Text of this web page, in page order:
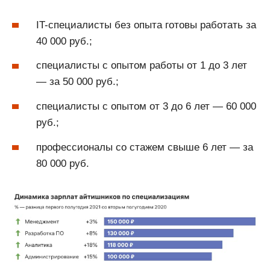
IT-специалисты без опыта готовы работать за
40 000 руб.;
специалисты с опытом работы от 1 до 3 лет
— за 50 000 руб.;
специалисты с опытом от 3 до 6 лет — 60 000
руб.;
профессионалы со стажем свыше 6 лет — за
80 000 руб.